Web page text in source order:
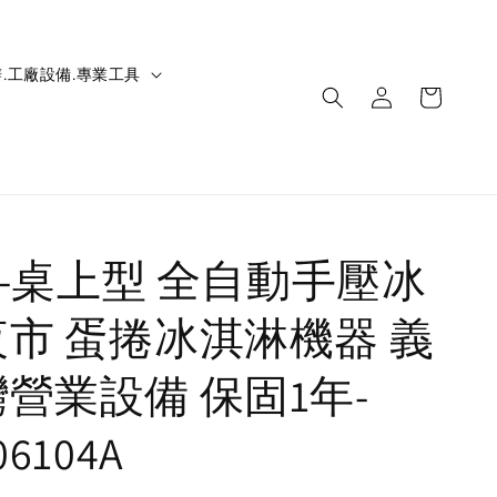
工廠設備.專業工具
桌上型 全自動手壓冰
蛋捲冰淇淋機器 義
業設備 保固1年-